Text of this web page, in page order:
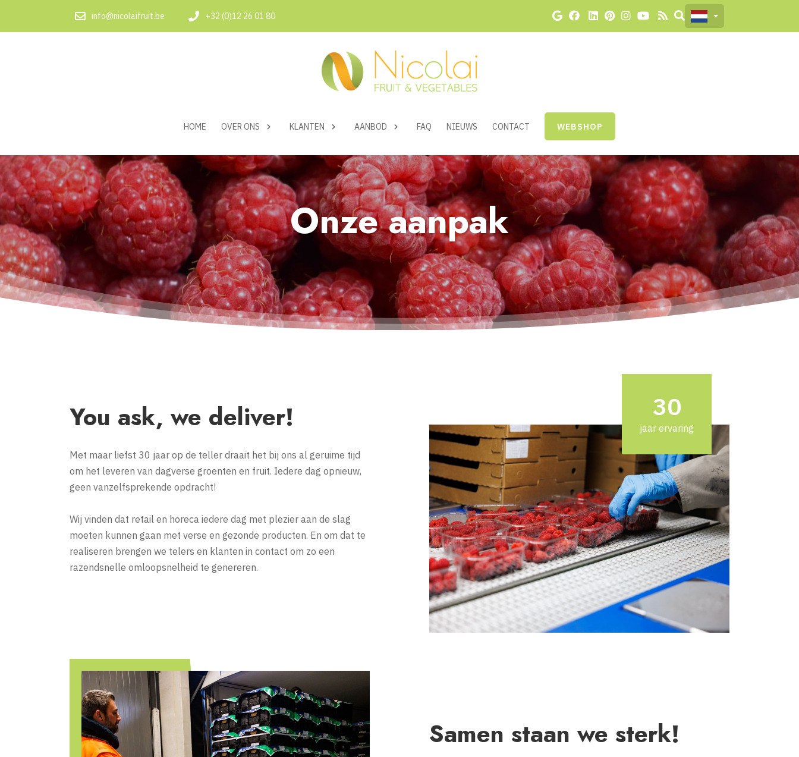
info@nicolaifruit.be +32 (0)12 26 01 80
HOME OVER ONS KLANTEN AANBOD FAQ NIEUWS CONTACT WEBSHOP
Onze aanpak
You ask, we deliver!
Met maar liefst 30 jaar op de teller draait het bij ons al geruime tijd
om het leveren van dagverse groenten en fruit. Iedere dag opnieuw,
geen vanzelfsprekende opdracht!
​​​​​​​Wij vinden dat retail en horeca iedere dag met plezier aan de slag
moeten kunnen gaan met verse en gezonde producten. En om dat te
realiseren brengen we telers en klanten in contact om zo een
razendsnelle omloopsnelheid te genereren.
30
jaar ervaring
Samen staan we sterk!